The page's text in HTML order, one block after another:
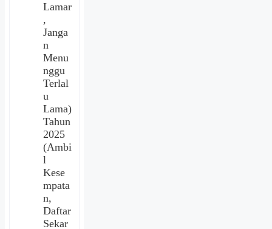
Lamar
,
Janga
n
Menu
nggu
Terlal
u
Lama)
Tahun
2025
(Ambi
l
Kese
mpata
n,
Daftar
Sekar